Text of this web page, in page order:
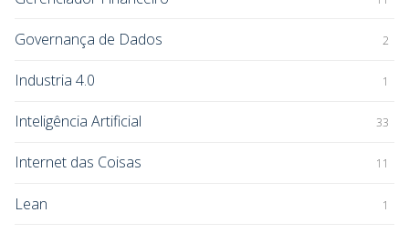
Governança de Dados 2
Industria 4.0 1
Inteligência Artificial 33
Internet das Coisas 11
Lean 1